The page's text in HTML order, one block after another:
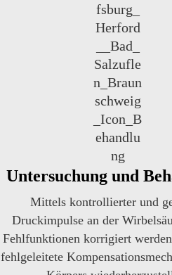
Untersuchung und
Mittels kontrollierter und
Druckimpulse an der
Fehlfunktionen korrigiert
fehlgeleitete